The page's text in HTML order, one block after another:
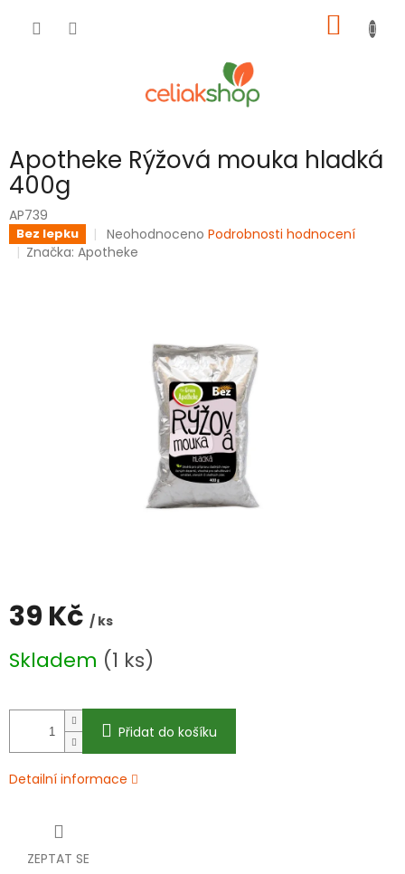
KOŠÍK
Apotheke Rýžová mouka hladká
400g
AP739
Bez lepku
Průměrné
hodnocení
hvězdiček.
Neohodnoceno Podrobnosti hodnocení
Značka:Apotheke
39 Kč / ks
cena:
Skladem (1 ks)
Přidat do košíku
Detailní informace
ZEPTAT SE